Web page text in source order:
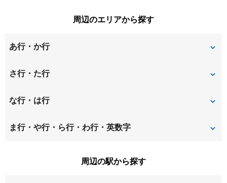
周辺のエリアから探す
あ行・か行
稲村ガ崎
大町
さ行・た行
材木座
台 常盤
な行・は行
長谷
ま行・や行・ら行・わ行・英数字
周辺の駅から探す